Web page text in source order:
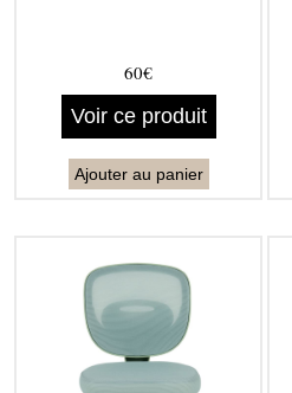
60€
Voir ce produit
Ajouter au panier